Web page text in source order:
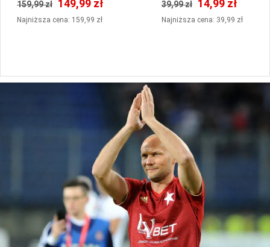
159,99 zł 149,99 zł
Najniższa cena: 159,99 zł
39,99 zł 14,99 zł
Najniższa cena: 39,99 zł